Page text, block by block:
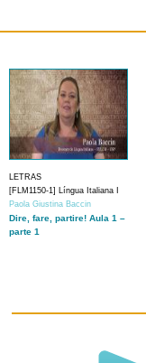
LETRAS
[FLM1150-1] Língua Italiana I
Paola Giustina Baccin
Dire, fare, partire! Aula 1 –
parte 1